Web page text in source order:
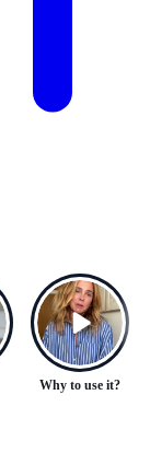
Why to use it?